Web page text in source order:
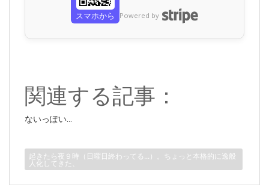
スマホから Powered by
関連する記事：
ないっぽい...
起きたら夜９時（日曜日終わってる...）。ちょっと本格的に逸般
人化してきた、